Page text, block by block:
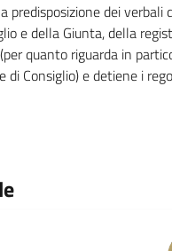
predisposizione dei verbali
e della Giunta, della
quanto riguarda in
di Consiglio) e detiene i